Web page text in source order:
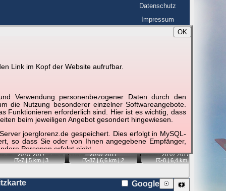
OK
Link im Kopf der Website aufrufbar.
Verwendung personenbezogener Daten durch den
die Nutzung besonderer einzelner Softwareangebote.
Funktionieren erforderlich sind. Hier ist es wichtig, dass
beim jeweiligen Angebot gesondert hingewiesen.
joerglorenz.de gespeichert. Dies erfolgt in MySQL-
so dass Sie oder von Ihnen angegebene Empfänger,
Personen erfolgt nicht.
der gesetzlichen Vorschriften. Da durch neue
Datenschutz
Impressum
Karte
den Blitzen auf dem Foto bzw. im
20.07.2017
☈-7| 5 km |3
📷
20.07.2017
☈-87| 6,6 km |2
📷
20.07.2017
☈-8| 6,4 km |
🗱
☉
Google